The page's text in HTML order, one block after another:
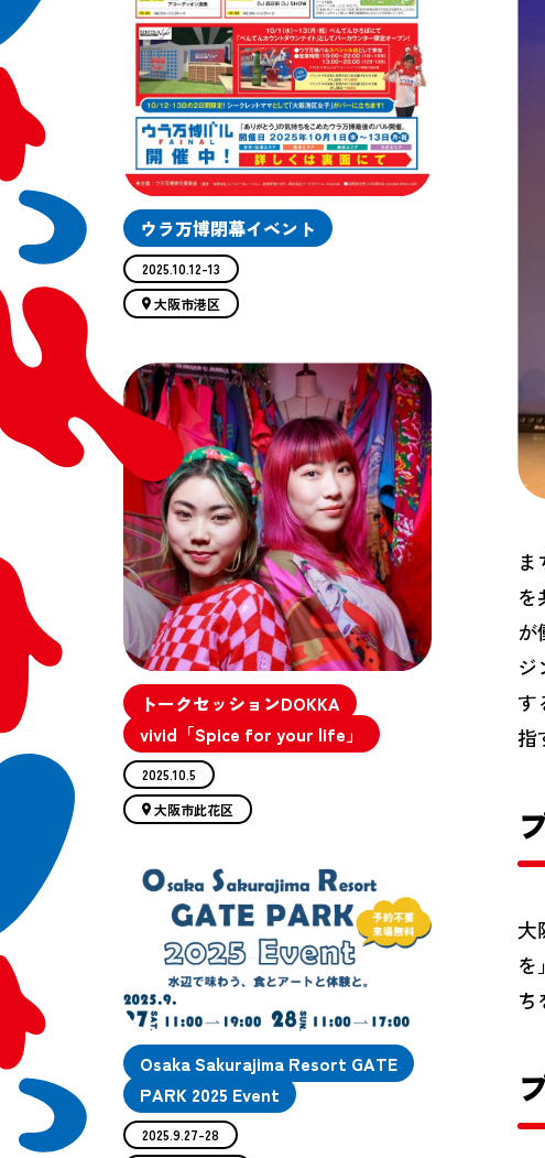
ウラ万博閉幕イベント
2025.10.12-13
大阪市港区
トークセッションDOKKA
vivid「Spice for your life」
2025.10.5
大阪市此花区
Osaka Sakurajima Resort GATE
PARK 2025 Event
2025.9.27-28
を
が
ジ
す
指
大
を
ち